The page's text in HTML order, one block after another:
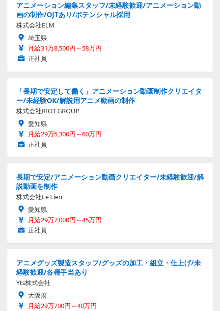
アニメーション編集スタッフ/未経験歓迎/アニメーション動
画の制作/OJTあり/ポテンシャル採用
株式会社ELM
埼玉県
月給31万8,500円～58万円
正社員
「長期で安定して働く」アニメーション動画制作クリエイタ
ー/未経験OK/解説用アニメ動画の制作
株式会社RIOT GROUP
愛知県
月給29万5,300円～60万円
正社員
長期で安定/アニメーション動画クリエイター/未経験歓迎/解
説動画を制作
株式会社Le Lien
愛知県
月給29万7,000円～45万円
正社員
アニメグッズ製造スタッフ/グッズの加工・組立・仕上げ/未
経験歓迎/各種手当あり
Yts株式会社
大阪府
月給29万700円～40万円